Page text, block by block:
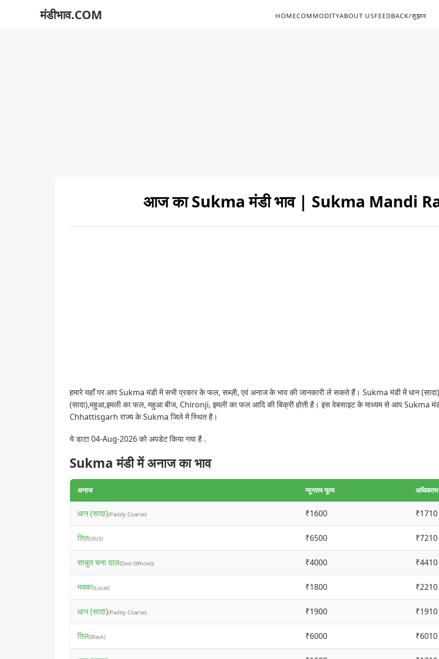
मंडीभाव.COM HOMECOMMODITYABOUT USFEEDBACK/सुझाव
आज का Sukma मंडी भाव | Sukma Mandi
हमारे यहाँ पर आप Sukma मंडी में सभी प्रकार के फल, सब्ज़ी, एवं अनाज के भाव की जानकारी ले सकते हैं। Sukma मंडी में धान
(सादा),महुआ,इमली का फल, महुआ बीज, Chironji, इमली का फल आदि की बिक्री होती है। इस वेबसाइट के माध्यम से आप Sukma
Chhattisgarh राज्य के Sukma जिले में स्थित है।
ये डाटा 04-Aug-2026 को अपडेट किया गया है .
Sukma मंडी में अनाज का भाव
अनाज न्यूनतम मूल्य
धान (सादा)(Paddy Coarse) ₹1600 ₹1710
तिल(95/5) ₹6500 ₹7210
साबुत चना दाल(Desi (Whole)) ₹4000 ₹4410
मक्का(Local) ₹1800 ₹2210
धान (सादा)(Paddy Coarse) ₹1900 ₹1910
तिल(Black) ₹6000 ₹6010